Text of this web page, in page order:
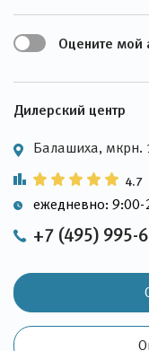
Оцените мой
Дилерский центр
Балашиха,
4.7
ежедневно: 9:00-
+7 (495) 995-